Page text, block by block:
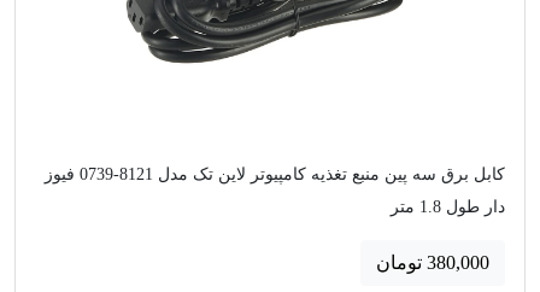
کابل برق سه پین منبع تغذیه کامپیوتر لاین تک مدل 8121-0739 فیوز
دار طول 1.8 متر
380,000 تومان